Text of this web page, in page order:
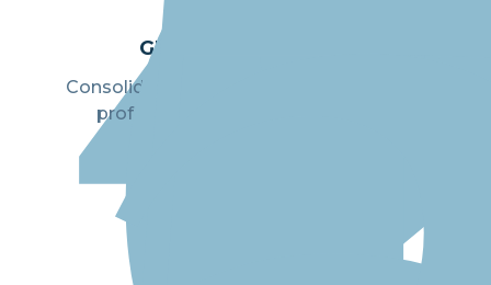
GRUPO DULMATESA
Consolidación del Grupo con un equipo
profesionalizado de más de 500